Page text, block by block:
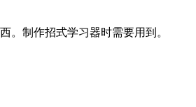
。制作招式学习器时需要用到。